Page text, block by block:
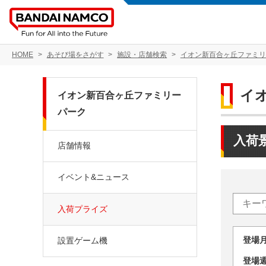
HOME あそび場をさがす 施設・店舗検索 イオン新百合ヶ丘ファミ
イ
入荷
登
登
イオン新百合ヶ丘ファミリー
パーク
店舗情報
イベント&ニュース
入荷プライズ
設置ゲーム機